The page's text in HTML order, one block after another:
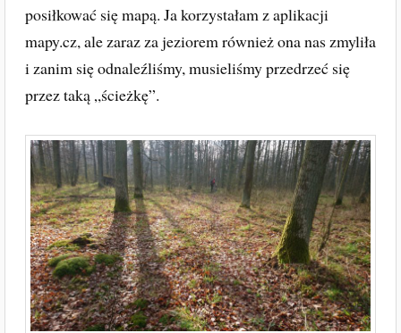
posiłkować się mapą. Ja korzystałam z aplikacji
mapy.cz, ale zaraz za jeziorem również ona nas zmyliła
i zanim się odnaleźliśmy, musieliśmy przedrzeć się
przez taką „ścieżkę”.